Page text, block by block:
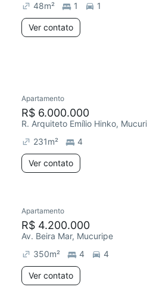
48m² 1 1
Ver contato
Apartamento
R$ 6.000.000
R. Arquiteto Emílio Hinko,
231m² 4
Ver contato
Apartamento
R$ 4.200.000
Av. Beira Mar, Mucuripe
350m² 4 4
Ver contato